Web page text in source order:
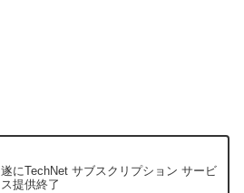
遂にTechNet サブスクリプション サービ
ス提供終了